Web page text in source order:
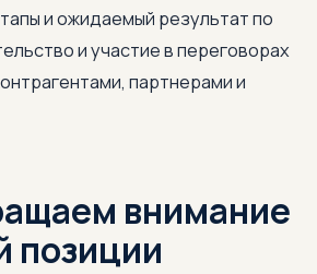
и ожидаемый результат по
и участие в переговорах
партнерами и
внимание
позиции